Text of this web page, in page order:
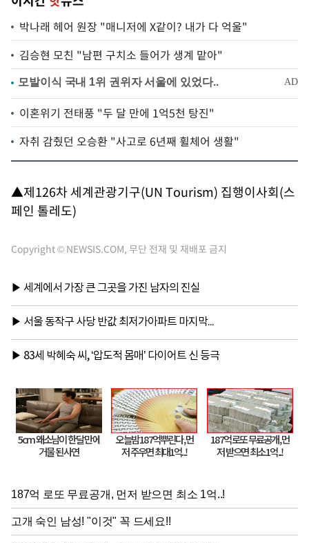
박나래 헤어 원장 "매니저에 X같이? 내가 다 억울"
김승현 모친 "남편 구치소 들어가 생계 맡아"
이혼위기 전태풍 "두 달 만에 1억5천 탕진"
자취 감췄던 오승환 "사고로 6년째 휠체어 생활"
▲제126차 세계관광기구(UN Tourism) 집행이사회(스
페인 톨레도)
Copyright © NEWSIS.COM, 무단 전재 및 재배포 금지